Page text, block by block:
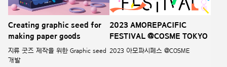
Creating graphic seed for
making paper goods
지류 굿즈 제작을 위한 Graphic seed
개발
2023 AMOREPACIFIC
FESTIVAL @COSME TOKYO
2023 아모파시페스 @COSME